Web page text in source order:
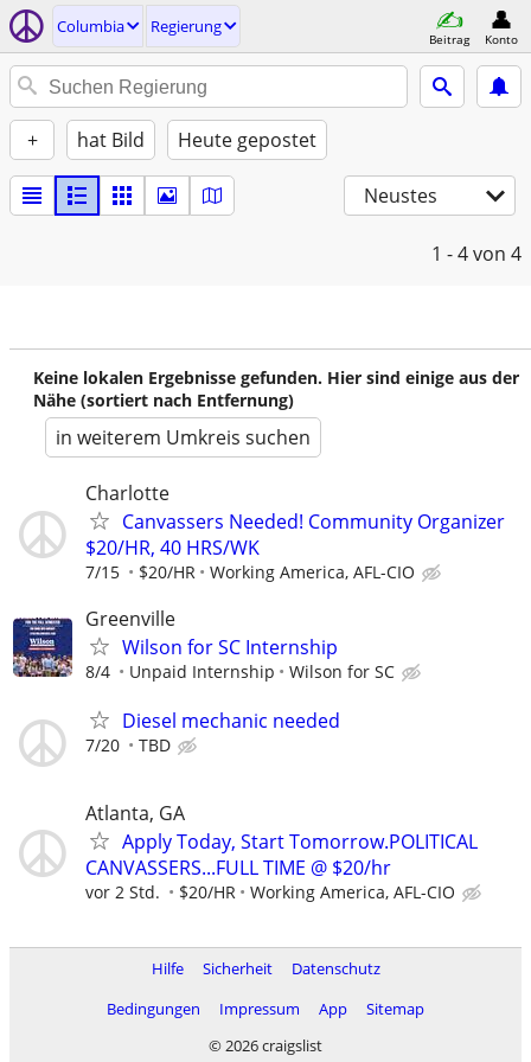
Columbia Regierung
Beitrag Konto
+ hat Bild Heute gepostet
Neustes
1 - 4von 4
Keine lokalen Ergebnisse gefunden. Hier sind einige aus der
Nähe (sortiert nach Entfernung)
in weiterem Umkreis suchen
Charlotte
Canvassers Needed! Community Organizer
$20/HR, 40 HRS/WK
7/15 $20/HR Working America, AFL-CIO
Greenville
Wilson for SC Internship
8/4 Unpaid Internship Wilson for SC
Diesel mechanic needed
7/20 TBD
Atlanta, GA
Apply Today, Start Tomorrow.POLITICAL
CANVASSERS...FULL TIME @ $20/hr
vor 2 Std. $20/HR Working America, AFL-CIO
Hilfe Sicherheit
Datenschutz
Bedingungen
Impressum App
Sitemap
© 2026 craigslist